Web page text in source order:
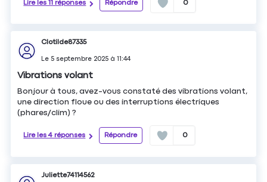
Lire les 11 réponses Répondre 0
Clotilde87335
Le5 septembre 2025 à11:44
Vibrations volant
Bonjour à tous, avez-vous constaté des vibrations volant,
une direction floue ou des interruptions électriques
(phares/clim) ?
Lire les 4 réponses Répondre 0
Juliette74114562